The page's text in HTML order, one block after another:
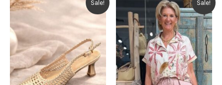
Sale! Sale!